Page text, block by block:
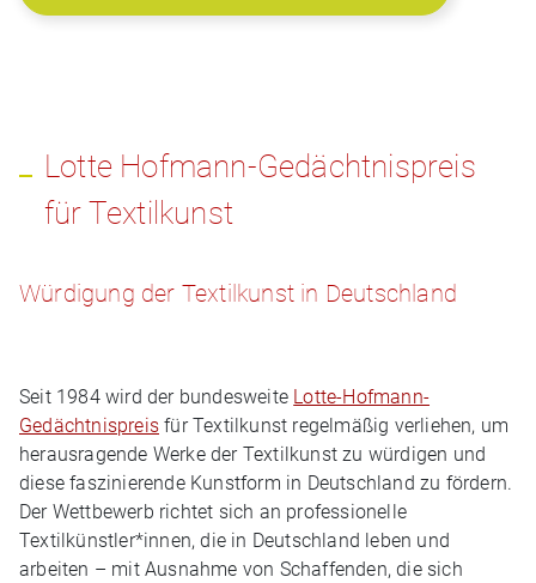
Lotte Hofmann-Gedächtnispreis
für Textilkunst
Würdigung der Textilkunst in Deutschland
Seit 1984 wird der bundesweite Lotte-Hofmann-
Gedächtnispreis für Textilkunst regelmäßig verliehen, um
herausragende Werke der Textilkunst zu würdigen und
diese faszinierende Kunstform in Deutschland zu fördern.
Der Wettbewerb richtet sich an professionelle
Textilkünstler*innen, die in Deutschland leben und
arbeiten – mit Ausnahme von Schaffenden, die sich